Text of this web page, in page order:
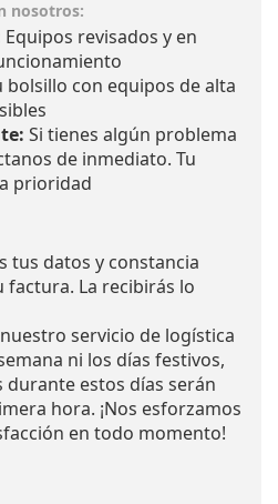
Equipos revisados y en
con equipos de alta
Si tienes algún problema
de inmediato. Tu
prioridad
tus datos y constancia
factura. La recibirás lo
servicio de logística
ni los días festivos,
durante estos días serán
hora. ¡Nos esforzamos
en todo momento!